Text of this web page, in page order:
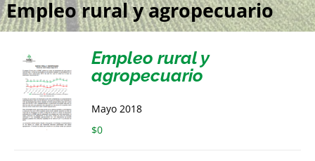
Empleo rural y agropecuario
Empleo rural y
agropecuario
Mayo 2018
$0